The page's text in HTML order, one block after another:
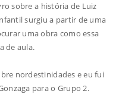
sobre a história de Luiz
surgiu a partir de uma
uma obra como essa
de aula.
nordestinidades e eu fui
para o Grupo 2.